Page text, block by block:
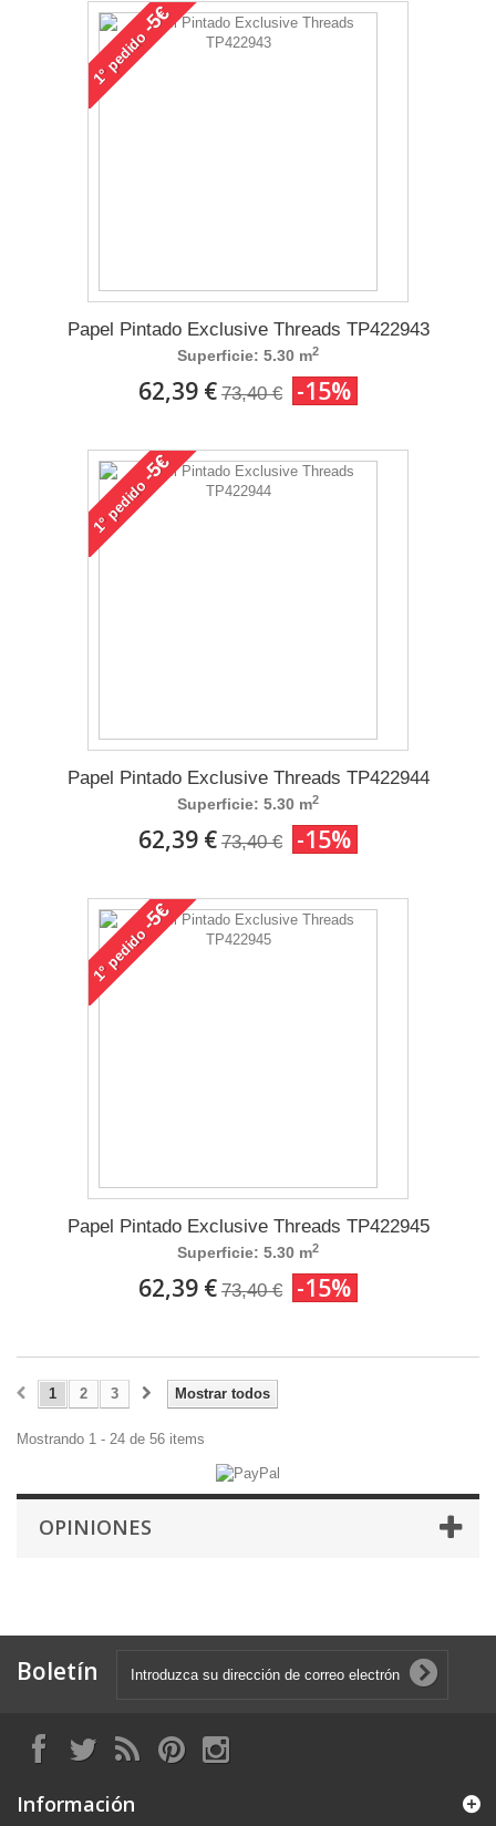
1°
pedido
-5€
Papel Pintado Exclusive Threads TP422943
Superficie: 5.30 m2
62,39 € 73,40 € -15%
1°
pedido
-5€
Papel Pintado Exclusive Threads TP422944
Superficie: 5.30 m2
62,39 € 73,40 € -15%
1°
pedido
-5€
Papel Pintado Exclusive Threads TP422945
Superficie: 5.30 m2
62,39 € 73,40 € -15%
Mostrar todos
1 2 3
Mostrando 1 - 24 de 56 items
OPINIONES
Boletín
Información